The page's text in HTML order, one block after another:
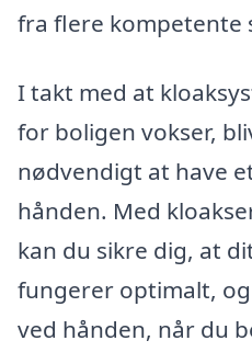
fra flere kompetente
I takt med at
for boligen vokser,
nødvendigt at have
hånden. Med
kan du sikre dig, at
fungerer optimalt,
ved hånden, når du